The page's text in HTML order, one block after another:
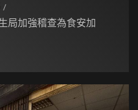
局加強稽查為食安加